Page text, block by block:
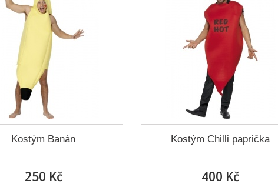
Kostým Banán
250 Kč
Kostým Chilli paprička
400 Kč